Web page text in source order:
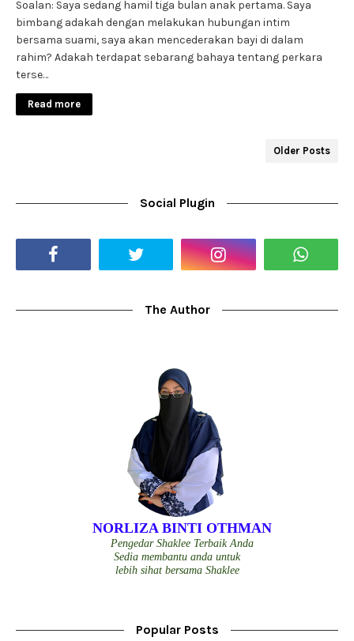
Soalan: Saya sedang hamil tiga bulan anak pertama. Saya
bimbang adakah dengan melakukan hubungan intim
bersama suami, saya akan mencederakan bayi di dalam
rahim? Adakah terdapat sebarang bahaya tentang perkara
terse…
Read more
Older Posts
Social Plugin
The Author
NORLIZA BINTI OTHMAN
Pengedar Shaklee Terbaik Anda
Sedia membantu anda untuk
lebih sihat bersama Shaklee
Popular Posts